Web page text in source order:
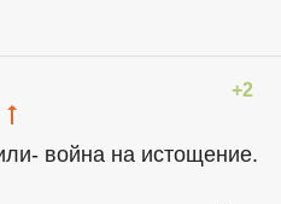
+2
война на истощение.